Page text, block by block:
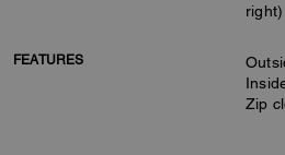
right)
FEATURES
Zip